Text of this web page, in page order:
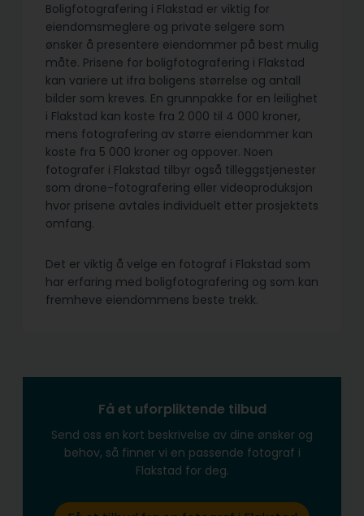
Boligfotografering i Flakstad er viktig for
eiendomsmeglere og private selgere som
ønsker å presentere eiendommer på best mulig
måte. Prisene for boligfotografering i Flakstad
kan variere ut ifra boligens størrelse og antall
bilder som kreves. En grunnpakke for en leilighet
i Flakstad kan koste fra 2 000 til 4 000 kroner,
mens fotografering av større eiendommer kan
koste fra 5 000 kroner og oppover. Noen
fotografer i Flakstad tilbyr også tilleggstjenester
som drone-fotografering eller videoproduksjon
hvor prisene avtales individuelt etter prosjektets
omfang.
Det er viktig å velge en fotograf i Flakstad som
har erfaring med boligfotografering og som kan
fremheve eiendommens beste trekk.
Få et uforpliktende tilbud
Send oss en kort beskrivelse av dine ønsker og
behov, så finner vi en passende fotograf i
Flakstad for deg.